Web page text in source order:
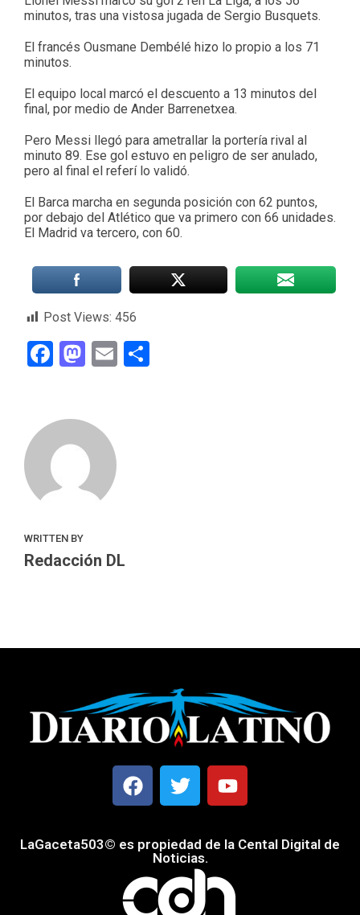
minutos, tras una vistosa jugada de Sergio Busquets.
El francés Ousmane Dembélé hizo lo propio a los 71
minutos.
El equipo local marcó el descuento a 13 minutos del
final, por medio de Ander Barrenetxea.
Pero Messi llegó para ametrallar la portería rival al
minuto 89. Ese gol estuvo en peligro de ser anulado,
pero al final el referí lo validó.
El Barca marcha en segunda posición con 62 puntos,
por debajo del Atlético que va primero con 66 unidades.
El Madrid va tercero, con 60.
Post Views: 456
Facebook
Mastodon
Email
WRITTEN BY
Redacción DL
LaGaceta503© es propiedad de la Cental Digital de
Noticias.